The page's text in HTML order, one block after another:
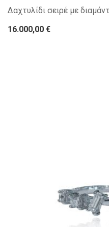
Δαχτυλίδι σειρέ με
16.000,00 €